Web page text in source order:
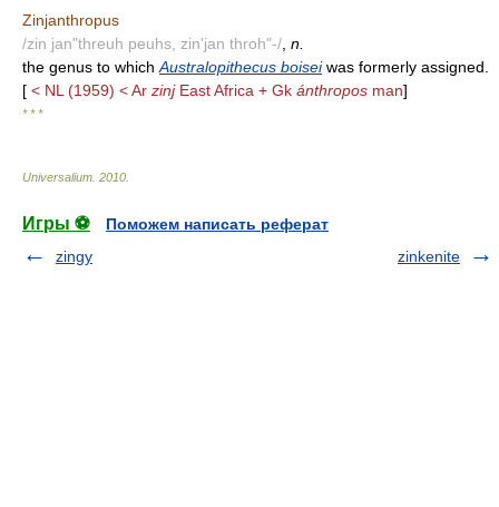
Zinjanthropus
/zin jan"threuh peuhs, zin'jan throh"-/ n.
the genus to which Australopithecus boiseiwas formerly assigned.
[ < NL (1959) < Ar zinjEast Africa + Gk ánthropos man]
* * *
Universalium 2010
Игры ⚽
Поможем написать реферат
zingy
zinkenite